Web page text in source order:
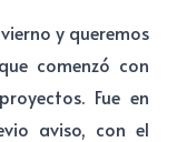
y queremos
comenzó con
Fue en
aviso, con el